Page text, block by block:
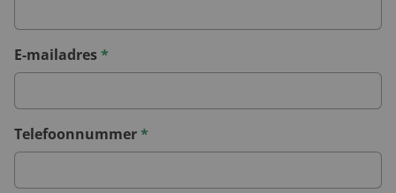
E-mailadres*
Telefoonnummer*